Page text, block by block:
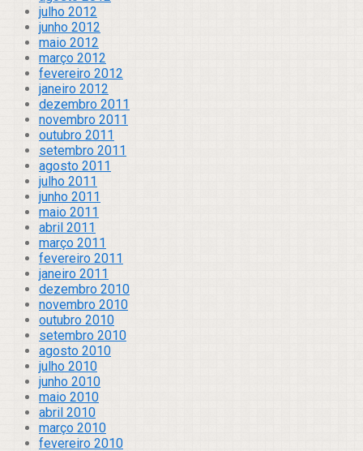
julho 2012
junho 2012
maio 2012
março 2012
fevereiro 2012
janeiro 2012
dezembro 2011
novembro 2011
outubro 2011
setembro 2011
agosto 2011
julho 2011
junho 2011
maio 2011
abril 2011
março 2011
fevereiro 2011
janeiro 2011
dezembro 2010
novembro 2010
outubro 2010
setembro 2010
agosto 2010
julho 2010
junho 2010
maio 2010
abril 2010
março 2010
fevereiro 2010